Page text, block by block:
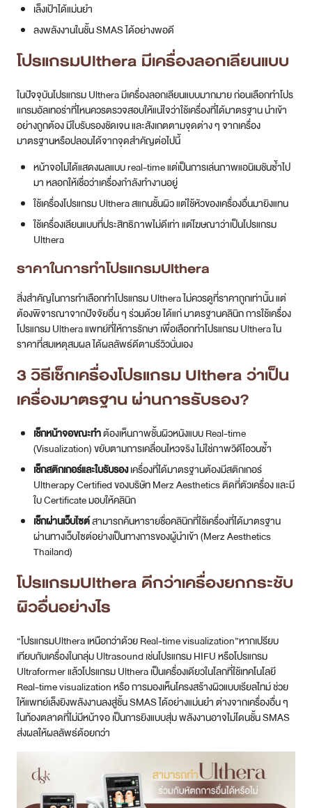
เล็งเป้าได้แม่นยำ
ลงพลังงานในชั้น SMAS ได้อย่างพอดี
โปรแกรมUlthera มีเครื่องลอกเลียนแบบ
ในปัจจุบันโปรแกรม Ulthera มีเครื่องลอกเลียนแบบมากมาย ก่อนเลือกทำโปร
แกรมอัลเทอร่าที่ไหนควรตรวจสอบให้แน่ใจว่าใช้เครื่องที่ได้มาตรฐาน นำเข้า
อย่างถูกต้อง มีใบรับรองชัดเจน และสังเกตตามจุดต่าง ๆ จากเครื่อง
มาตรฐานหรือปลอมได้จากจุดสำคัญต่อไปนี้
​​หน้าจอไม่ได้แสดงผลแบบ real-time แต่เป็นการเล่นภาพแอนิเมชันซ้ำไป
มา หลอกให้เชื่อว่าเครื่องกำลังทำงานอยู่
ใช้เครื่องโปรแกรม Ulthera สแกนชั้นผิว แต่ใช้หัวของเครื่องอื่นมายิงแทน
ใช้เครื่องเลียนแบบที่ประสิทธิภาพไม่ดีเท่า แต่โฆษณาว่าเป็นโปรแกรม
Ulthera
ราคาในการทำโปรแกรมUlthera
สิ่งสำคัญในการทำเลือกทำโปรแกรม Ulthera ไม่ควรดูที่ราคาถูกเท่านั้น แต่
ต้องพิจารณาจากปัจจัยอื่น ๆ ร่วมด้วย ได้แก่ มาตรฐานคลินิก การใช้เครื่อง
โปรแกรม Ulthera แพทย์ที่ให้การรักษา เพื่อเลือกทำโปรแกรม Ulthera ใน
ราคาที่สมเหตุสมผล ได้ผลลัพธ์ดีตามรีวิวนั่นเอง
3 วิธีเช็กเครื่องโปรแกรม Ulthera ว่าเป็น
เครื่องมาตรฐาน ผ่านการรับรอง?
เช็กหน้าจอขณะทำต้องเห็นภาพชั้นผิวหนังแบบ Real-time
(Visualization) ขยับตามการเคลื่อนไหวจริง ไม่ใช่ภาพวิดีโอวนซ้ำ
เช็กสติกเกอร์และใบรับรองเครื่องที่ได้มาตรฐานต้องมีสติกเกอร์
Ultherapy Certified ของบริษัท Merz Aesthetics ติดที่ตัวเครื่อง และมี
ใบ Certificate มอบให้คลินิก
เช็กผ่านเว็บไซต์สามารถค้นหารายชื่อคลินิกที่ใช้เครื่องที่ได้มาตรฐาน
ผ่านทางเว็บไซต์อย่างเป็นทางการของผู้นำเข้า (Merz Aesthetics
Thailand)
โปรแกรมUlthera ดีกว่าเครื่องยกกระชับ
ผิวอื่นอย่างไร
“โปรแกรมUlthera เหนือกว่าด้วย Real-time visualization”หากเปรียบ
เทียบกับเครื่องในกลุ่ม Ultrasound เช่นโปรแกรม HIFU หรือโปรแกรม
Ultraformer แล้วโปรแกรม Ulthera เป็นเครื่องเดียวในโลกที่ใช้เทคโนโลยี
Real-time visualization หรือ การมองเห็นโครงสร้างผิวแบบเรียลไทม์ ช่วย
ให้แพทย์เล็งยิงพลังงานลงสู่ชั้น SMAS ได้อย่างแม่นยำ ต่างจากเครื่องอื่น ๆ
ในท้องตลาดที่ไม่มีหน้าจอ เป็นการยิงแบบสุ่ม พลังงานอาจไม่โดนชั้น SMAS
ส่งผลให้ผลลัพธ์ด้อยกว่า